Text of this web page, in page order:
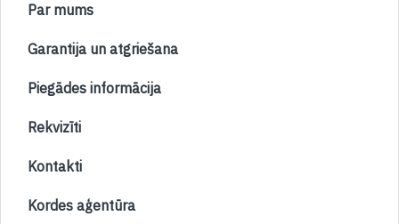
Par mums
Garantija un atgriešana
Piegādes informācija
Rekvizīti
Kontakti
Kordes aģentūra